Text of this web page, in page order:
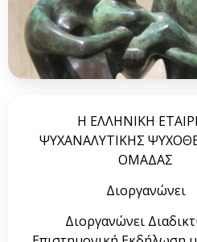
Η ΕΛΛΗΝΙΚΗ
ΨΥΧΑΝΑΛΥΤΙΚΗΣ
ΟΜΑΔΑΣ
Διοργανώνει
Διοργανώνει